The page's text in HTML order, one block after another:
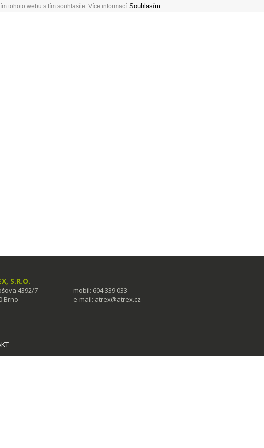
tohoto webu s tím souhlasíte. Více informací Souhlasím
S.R.O.
4392/7
Brno
mobil: 604 339 033
e-mail: atrex@atrex.cz